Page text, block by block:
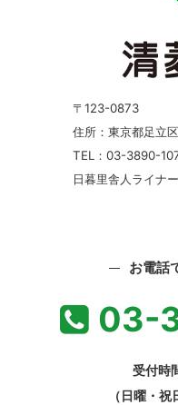
〒123-0873
住所：東京都足立
TEL：03-3890-
日暮里舎人ライナ
お電話
03-
受付時
（日曜・